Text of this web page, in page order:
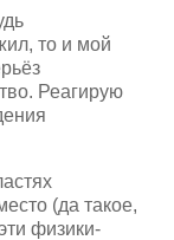
то и мой
Реагирую
(да такое,
физики-